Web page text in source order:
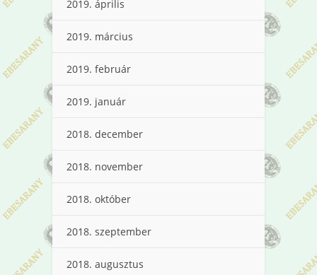
2019. április
2019. március
2019. február
2019. január
2018. december
2018. november
2018. október
2018. szeptember
2018. augusztus